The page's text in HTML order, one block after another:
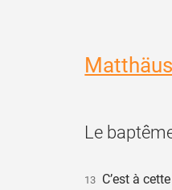
Le
13 C’est à